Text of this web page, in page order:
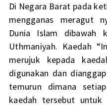
Di Negara Barat pada
mengganas meragut
Dunia Islam dibawah
Uthmaniyah. Kaedah
merujuk kepada
digunakan dan
temurun dimana
kaedah tersebut untuk